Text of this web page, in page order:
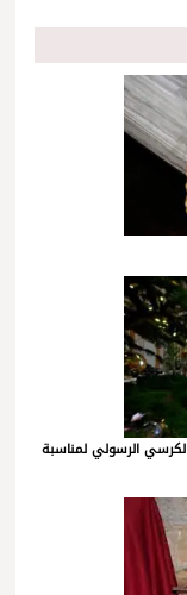
الرسولي لمناسبة